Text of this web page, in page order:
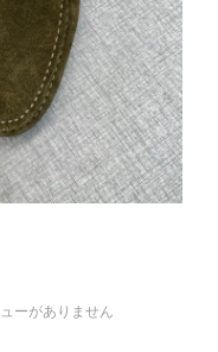
ーがありません